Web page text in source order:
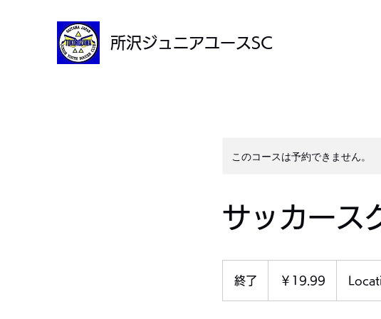
所沢ジュニアユースSC
このコースは予約できません。
サッカース
終了 ￥19.99